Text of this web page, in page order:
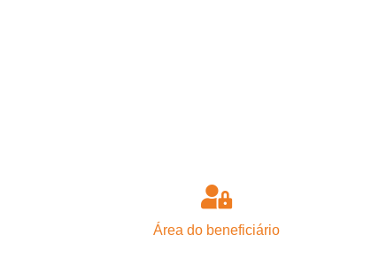
Área do beneficiário